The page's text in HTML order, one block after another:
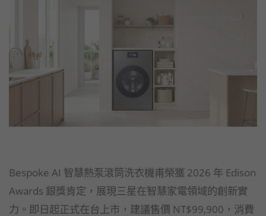
Bespoke AI 智慧熱泵滾筒洗衣機甫榮獲 2026 年 Edison
Awards 銀獎肯定，展現三星在智慧家電領域的創新實
力。即日起正式在台上市，建議售價 NT$99,900，消費